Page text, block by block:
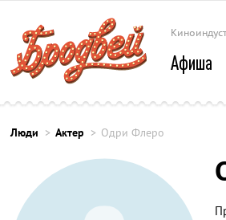
Афиша
Люди Актер Одри Флеро